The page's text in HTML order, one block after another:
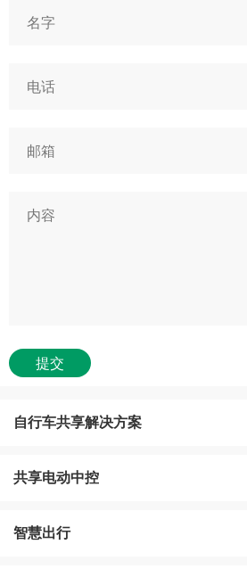
自行车共享解决方案
共享电动中控
智慧出行